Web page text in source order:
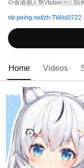
🐶香港個人勢Vtuber🇭🇰狛
peing.net/zh-TW/oi0722
Home Videos